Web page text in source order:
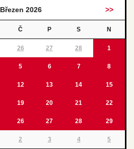
Březen 2026 >>
Č P S N
26 27 28 1
5 6 7 8
12 13 14 15
19 20 21 22
26 27 28 29
2 3 4 5